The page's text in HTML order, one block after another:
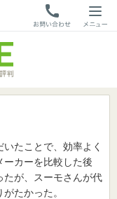
たことで、効率よく
カーを比較した後
たが、スーモさんが代
たかった。